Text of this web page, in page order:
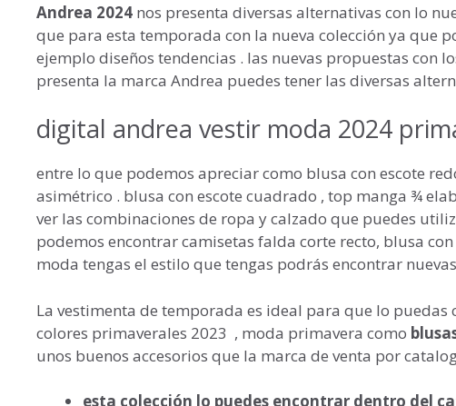
Andrea 2024 nos presenta diversas alternativas con lo
que para esta temporada con la nueva colección ya que
ejemplo diseños tendencias . las nuevas propuestas con
presenta la marca Andrea puedes tener las diversas
digital andrea vestir moda 2024
entre lo que podemos apreciar como blusa con escote
asimétrico . blusa con escote cuadrado , top manga ¾
ver las combinaciones de ropa y calzado que puedes
podemos encontrar camisetas falda corte recto, blusa
moda tengas el estilo que tengas podrás encontrar
La vestimenta de temporada es ideal para que lo
colores primaverales 2023 , moda primavera como
unos buenos accesorios que la marca de venta por
esta colección lo puedes encontrar dentro del